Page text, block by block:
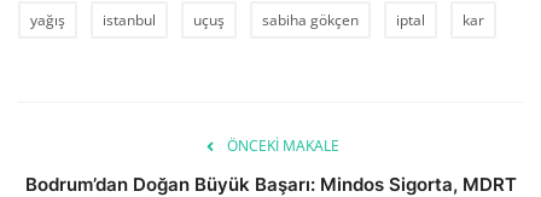
yağış
istanbul uçuş sabiha gökçen iptal kar
ÖNCEKI MAKALE
Bodrum’dan Doğan Büyük Başarı: Mindos Sigorta, MDRT